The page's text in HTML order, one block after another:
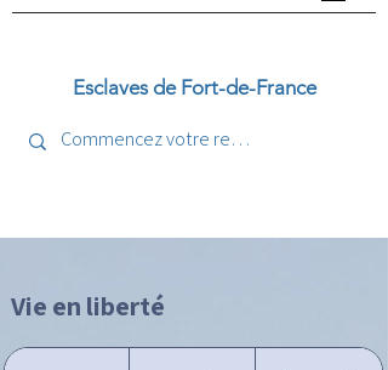
Esclaves de Fort-de-France
Vie en liberté